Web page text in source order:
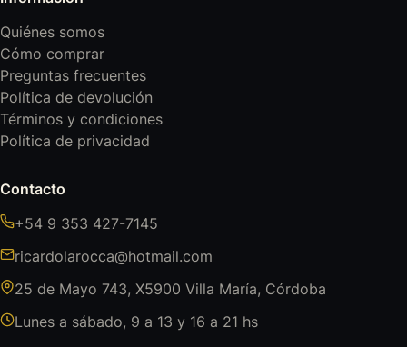
Quiénes somos
Cómo comprar
Preguntas frecuentes
Política de devolución
Términos y condiciones
Política de privacidad
Contacto
+54 9 353 427-7145
ricardolarocca@hotmail.com
25 de Mayo 743, X5900 Villa María, Córdoba
Lunes a sábado, 9 a 13 y 16 a 21 hs